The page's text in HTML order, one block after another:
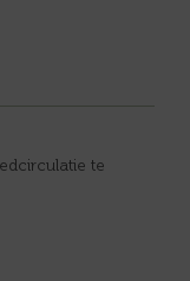
te